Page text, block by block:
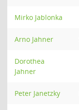
Mirko Jablonka
Arno Jahner
Dorothea
Jahner
Peter Janetzky